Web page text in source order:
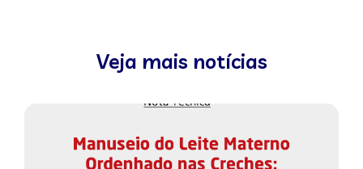
Veja mais notícias